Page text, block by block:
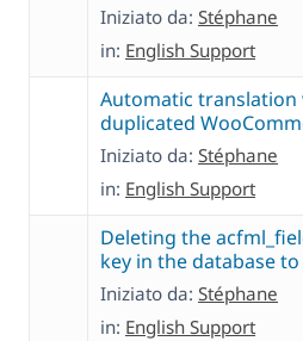
Iniziato da: Stéphane
in: English Support
Automatic
duplicated
Iniziato da: Stéphane
in: English Support
Deleting the
key in the database
Iniziato da: Stéphane
in: English Support